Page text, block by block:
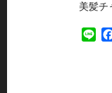
美髪チ